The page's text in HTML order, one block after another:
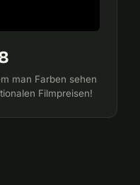
man Farben sehen
Filmpreisen!